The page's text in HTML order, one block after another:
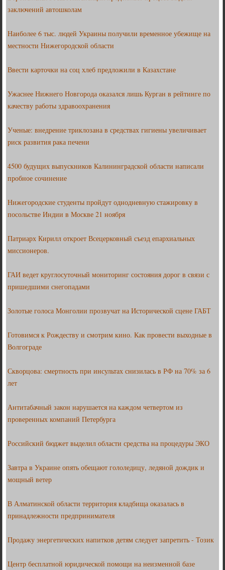
заключений автошколам
Наиболее 6 тыс. людей Украины получили временное убежище на
местности Нижегородской области
Ввести карточки на соц хлеб предложили в Казахстане
Ужаснее Нижнего Новгорода оказался лишь Курган в рейтинге по
качеству работы здравоохранения
Ученые: внедрение триклозана в средствах гигиены увеличивает
риск развития рака печени
4500 будущих выпускников Калининградской области написали
пробное сочинение
Нижегородские студенты пройдут однодневную стажировку в
посольстве Индии в Москве 21 ноября
Патриарх Кирилл откроет Всецерковный съезд епархиальных
миссионеров.
ГАИ ведет круглосуточный мониторинг состояния дорог в связи с
пришедшими снегопадами
Золотые голоса Монголии прозвучат на Исторической сцене ГАБТ
Готовимся к Рождеству и смотрим кино. Как провести выходные в
Волгограде
Скворцова: смертность при инсультах снизилась в РФ на 70% за 6
лет
Антитабачный закон нарушается на каждом четвертом из
проверенных компаний Петербурга
Российский бюджет выделил области средства на процедуры ЭКО
Завтра в Украине опять обещают гололедицу, ледяной дождик и
мощный ветер
В Алматинской области территория кладбища оказалась в
принадлежности предпринимателя
Продажу энергетических напитков детям следует запретить - Тозик
Центр бесплатной юридической помощи на неизменной базе